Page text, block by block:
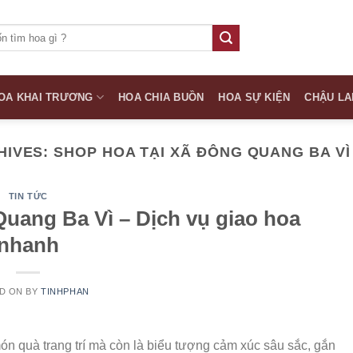
KHAI TRƯƠNG HOA CHIA BUỒN HOA SỰ KIỆN CHẬU
SHOP HOA TẠI XÃ ĐÔNG QUANG BA VÌ
TIN TỨC
Ba Vì – Dịch vụ giao hoa
ON BYTINHPHAN
quà trang trí mà còn là biểu tượng cảm xúc sâu sắc, gắn